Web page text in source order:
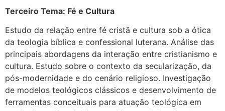
Terceiro Tema: Fé e Cultura
Estudo da relação entre fé cristã e cultura sob a ótica
da teologia bíblica e confessional luterana. Análise das
principais abordagens da interação entre cristianismo e
cultura. Estudo sobre o contexto da secularização, da
pós-modernidade e do cenário religioso. Investigação
de modelos teológicos clássicos e desenvolvimento de
ferramentas conceituais para atuação teológica em